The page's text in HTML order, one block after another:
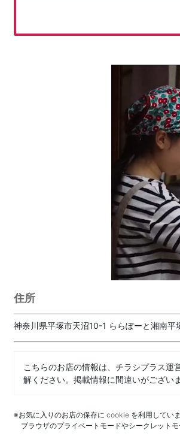
住所
神奈川県平塚市天沼10-1 ららぽーと湘南平
こちらのお店の情報は、チラシプラス運
解ください。掲載情報に間違いがござい
※お気に入りのお店の保存に cookie を利用していま
ブラウザのプライベートモードやシークレット